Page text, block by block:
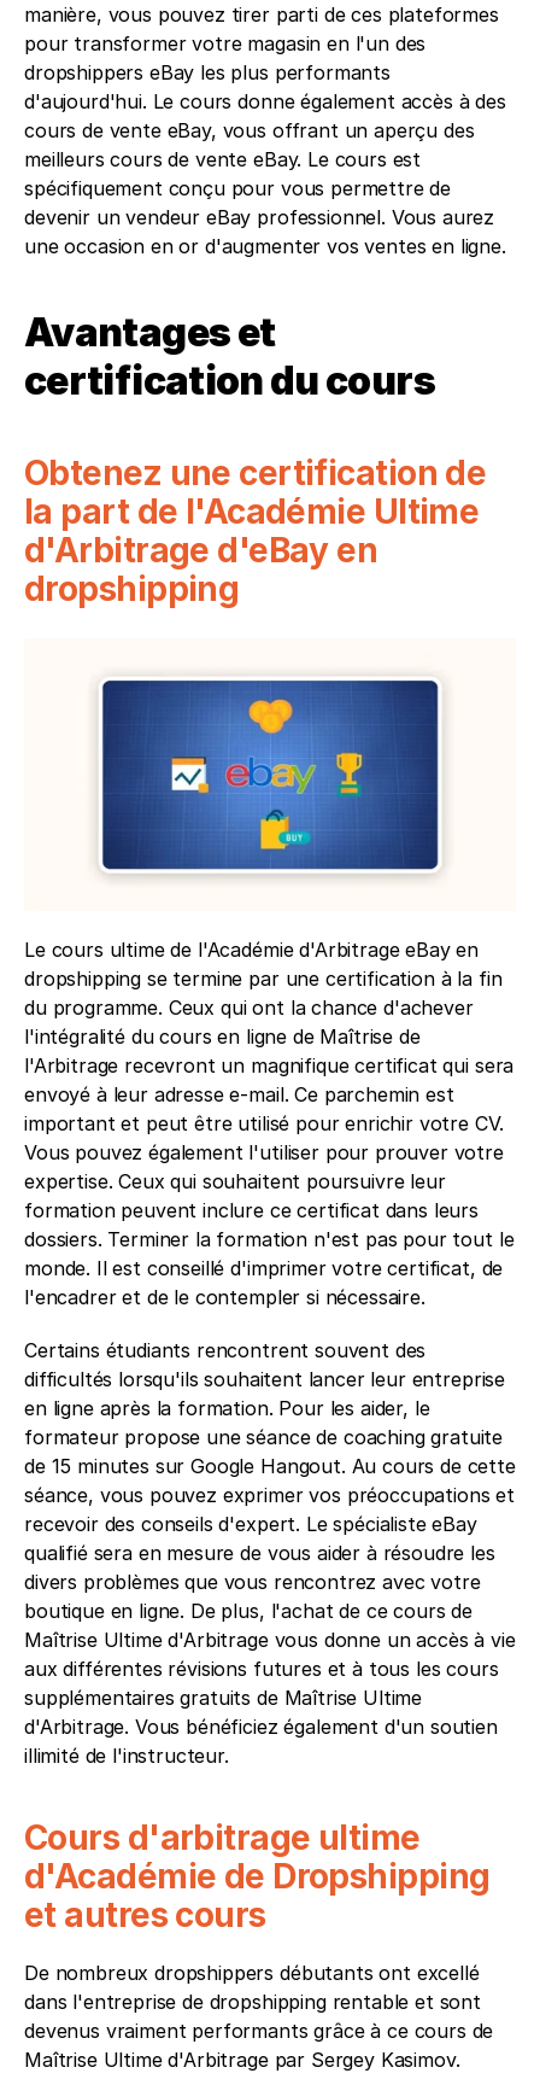
manière, vous pouvez tirer parti de ces plateformes
pour transformer votre magasin en l'un des
dropshippers eBay les plus performants
d'aujourd'hui. Le cours donne également accès à des
cours de vente eBay, vous offrant un aperçu des
meilleurs cours de vente eBay. Le cours est
spécifiquement conçu pour vous permettre de
devenir un vendeur eBay professionnel. Vous aurez
une occasion en or d'augmenter vos ventes en ligne.
Avantages et
certification du cours
Obtenez une certification de
la part de l'Académie Ultime
d'Arbitrage d'eBay en
dropshipping
Le cours ultime de l'Académie d'Arbitrage eBay en
dropshipping se termine par une certification à la fin
du programme. Ceux qui ont la chance d'achever
l'intégralité du cours en ligne de Maîtrise de
l'Arbitrage recevront un magnifique certificat qui sera
envoyé à leur adresse e-mail. Ce parchemin est
important et peut être utilisé pour enrichir votre CV.
Vous pouvez également l'utiliser pour prouver votre
expertise. Ceux qui souhaitent poursuivre leur
formation peuvent inclure ce certificat dans leurs
dossiers. Terminer la formation n'est pas pour tout le
monde. Il est conseillé d'imprimer votre certificat, de
l'encadrer et de le contempler si nécessaire.
Certains étudiants rencontrent souvent des
difficultés lorsqu'ils souhaitent lancer leur entreprise
en ligne après la formation. Pour les aider, le
formateur propose une séance de coaching gratuite
de 15 minutes sur Google Hangout. Au cours de cette
séance, vous pouvez exprimer vos préoccupations et
recevoir des conseils d'expert. Le spécialiste eBay
qualifié sera en mesure de vous aider à résoudre les
divers problèmes que vous rencontrez avec votre
boutique en ligne. De plus, l'achat de ce cours de
Maîtrise Ultime d'Arbitrage vous donne un accès à vie
aux différentes révisions futures et à tous les cours
supplémentaires gratuits de Maîtrise Ultime
d'Arbitrage. Vous bénéficiez également d'un soutien
illimité de l'instructeur.
Cours d'arbitrage ultime
d'Académie de Dropshipping
et autres cours
De nombreux dropshippers débutants ont excellé
dans l'entreprise de dropshipping rentable et sont
devenus vraiment performants grâce à ce cours de
Maîtrise Ultime d'Arbitrage par Sergey Kasimov.